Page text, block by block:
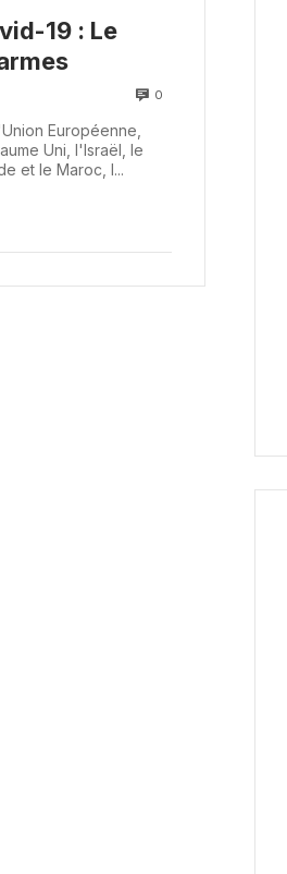
19 : Le
0
Européenne,
Uni, l'Israël, le
et le Maroc, l...